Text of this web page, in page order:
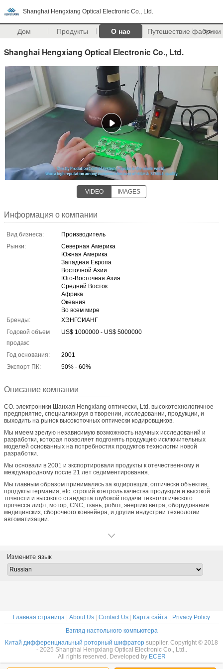
Shanghai Hengxiang Optical Electronic Co., Ltd.
Дом Продукты О нас Путешествие фабрики
>>
Shanghai Hengxiang Optical Electronic Co., Ltd.
VIDEO IMAGES
Информация о компании
Вид бизнеса:
Производитель
Рынки:
Северная Америка
Южная Америка
Западная Европа
Восточной Азии
Юго-Восточная Азия
Средний Восток
Африка
Океания
Во всем мире
Бренды:
ХЭНГСИАНГ
Годовой объем
продаж:
US$ 1000000 - US$ 5000000
Год основания:
2001
Экспорт ПК:
50% - 60%
Описание компании
CO. электроники Шанхая Hengxiang оптически, Ltd. высокотехнологичное
предприятие, специализируя в творении, исследовании, продукции, и
выходить на рынок высокоточных оптически кодировщиков.
Мы имеем зрелую независимую возможность научных исследований и
разработки, которая позволяет подгонять продукцию исключительных
моделей основанных на потребностях продуктов технологии новой
разработки.
Мы основали в 2001 и экспортировали продукты к отечественному и
международному после 21 лет седиментирования.
Мы главным образом принимались за кодировщик, оптически объектив,
продукты германия, etc. строгий контроль качества продукции и высокой
точности и высокого стандарта глубокой подачи технологического
прочесса лифт, мотор, CNC, ткань, робот, энергию ветра, оборудование
медицинских, сборочного конвейера, и другие индустрии технологии
автоматизации.
Измените язык
Главная страница | About Us | Contact Us | Карта сайта | Privacy Policy
Взгляд настольного компьютера
Китай дифференциальный роторный шифратор supplier. Copyright © 2018
- 2025 Shanghai Hengxiang Optical Electronic Co., Ltd..
All rights reserved. Developed by ECER